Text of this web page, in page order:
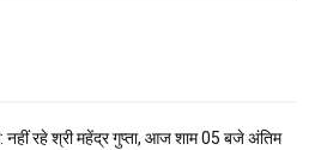
नहीं रहे श्री महेंद्र गुप्ता, आज शाम 05 बजे अंतिम